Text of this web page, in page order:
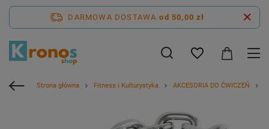
DARMOWA DOSTAWA od 50,00 zł
Strona główna Fitness i Kulturystyka AKCESORIA DO ĆWICZEŃ